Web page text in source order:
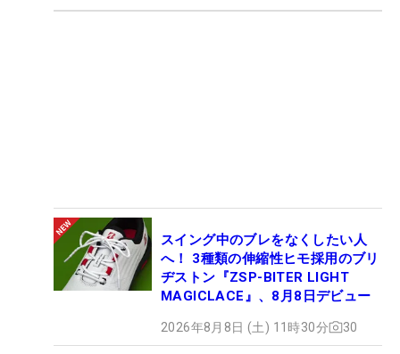
スイング中のブレをなくしたい人
へ！ 3種類の伸縮性ヒモ採用のブリ
ヂストン『ZSP-BITER LIGHT
MAGICLACE』、8月8日デビュー
2026年8月8日 (土) 11時30分 30